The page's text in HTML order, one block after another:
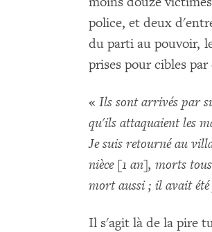
police, et deux
du parti au pouvoir,
prises pour cibles
« Ils sont arrivés par
qu'ils attaquaient les
Je suis retourné au
nièce [1 an], morts
mort aussi ; il avait
Il s'agit là de la pire